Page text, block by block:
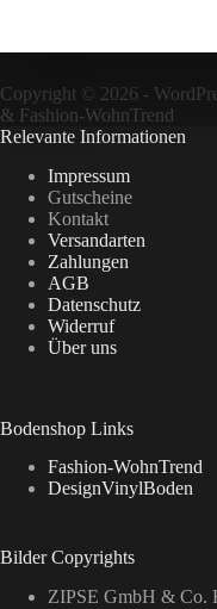
Copyright © 2026 -
& Fashion-WohnTrend
Relevante Informationen
Impressum
Gutscheine
Kontakt
Versandarten
Zahlungen
AGB
Datenschutz
Widerruf
Über uns
Bodenshop Links
Fashion-WohnTrend
DesignVinylBoden
Bilder Copyrights
ZIPSE GmbH & Co.